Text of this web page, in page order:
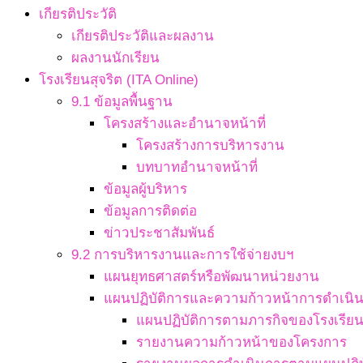
เกียรติประวัติ
เกียรติประวัติและผลงาน
ผลงานนักเรียน
โรงเรียนสุจริต (ITA Online)
9.1 ข้อมูลพื้นฐาน
โครงสร้างและอำนาจหน้าที่
โครงสร้างการบริหารงาน
บทบาทอำนาจหน้าที่
ข้อมูลผู้บริหาร
ข้อมูลการติดต่อ
ข่าวประชาสัมพันธ์
9.2 การบริหารงานและการใช้จ่ายงบฯ
แผนยุทธศาสตร์หรือพัฒนาหน่วยงาน
แผนปฏิบัติการและความก้าวหน้าการดำเนิ
แผนปฏิบัติการตามภารกิจของโรงเรียน
รายงานความก้าวหน้าของโครงการ